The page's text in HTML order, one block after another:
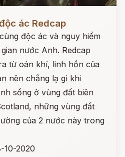
ác Redcap
độc ác và nguy hiểm
nước Anh. Redcap
từ oán khí, linh hồn của
nên chẳng lạ gì khi
sống ở vùng đất biên
những vùng đất
của 2 nước này trong
10-2020